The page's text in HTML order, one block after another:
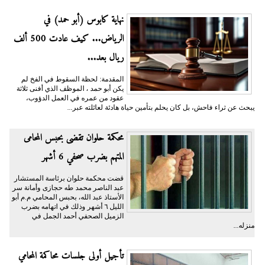
نهاية كابوس (أبو حمد) في
الرياض... كيف عادت 500 ألف
ريال بعد...
المقدمة: لحظة السقوط في الفخ لم
يكن أبو حمد ، الموظف الذي أفنى ثلاثة
عقود من عمره في العمل الدؤوب،
يبحث عن ثراء فاحش، بل كان يحلم بتأمين حياة هادئة لعائلته عبر...
محكمة حلوان تقضى بحبس المحامى
المتهم بضرب صحفي 6 أشهر
قضت محكمة حلوان برئاسة المستشار
عبد الناصر محمد طه حجازى وأمانة سر
الأستاذ عبد الله، بحبس المحامي م.م أبو
الليل ٦ أشهر وذلك في اتهامه بضرب
الزميل الصحفي أحمد الجمل في
منزله...
تأجيل أولى جلسات محاكمة المحامي